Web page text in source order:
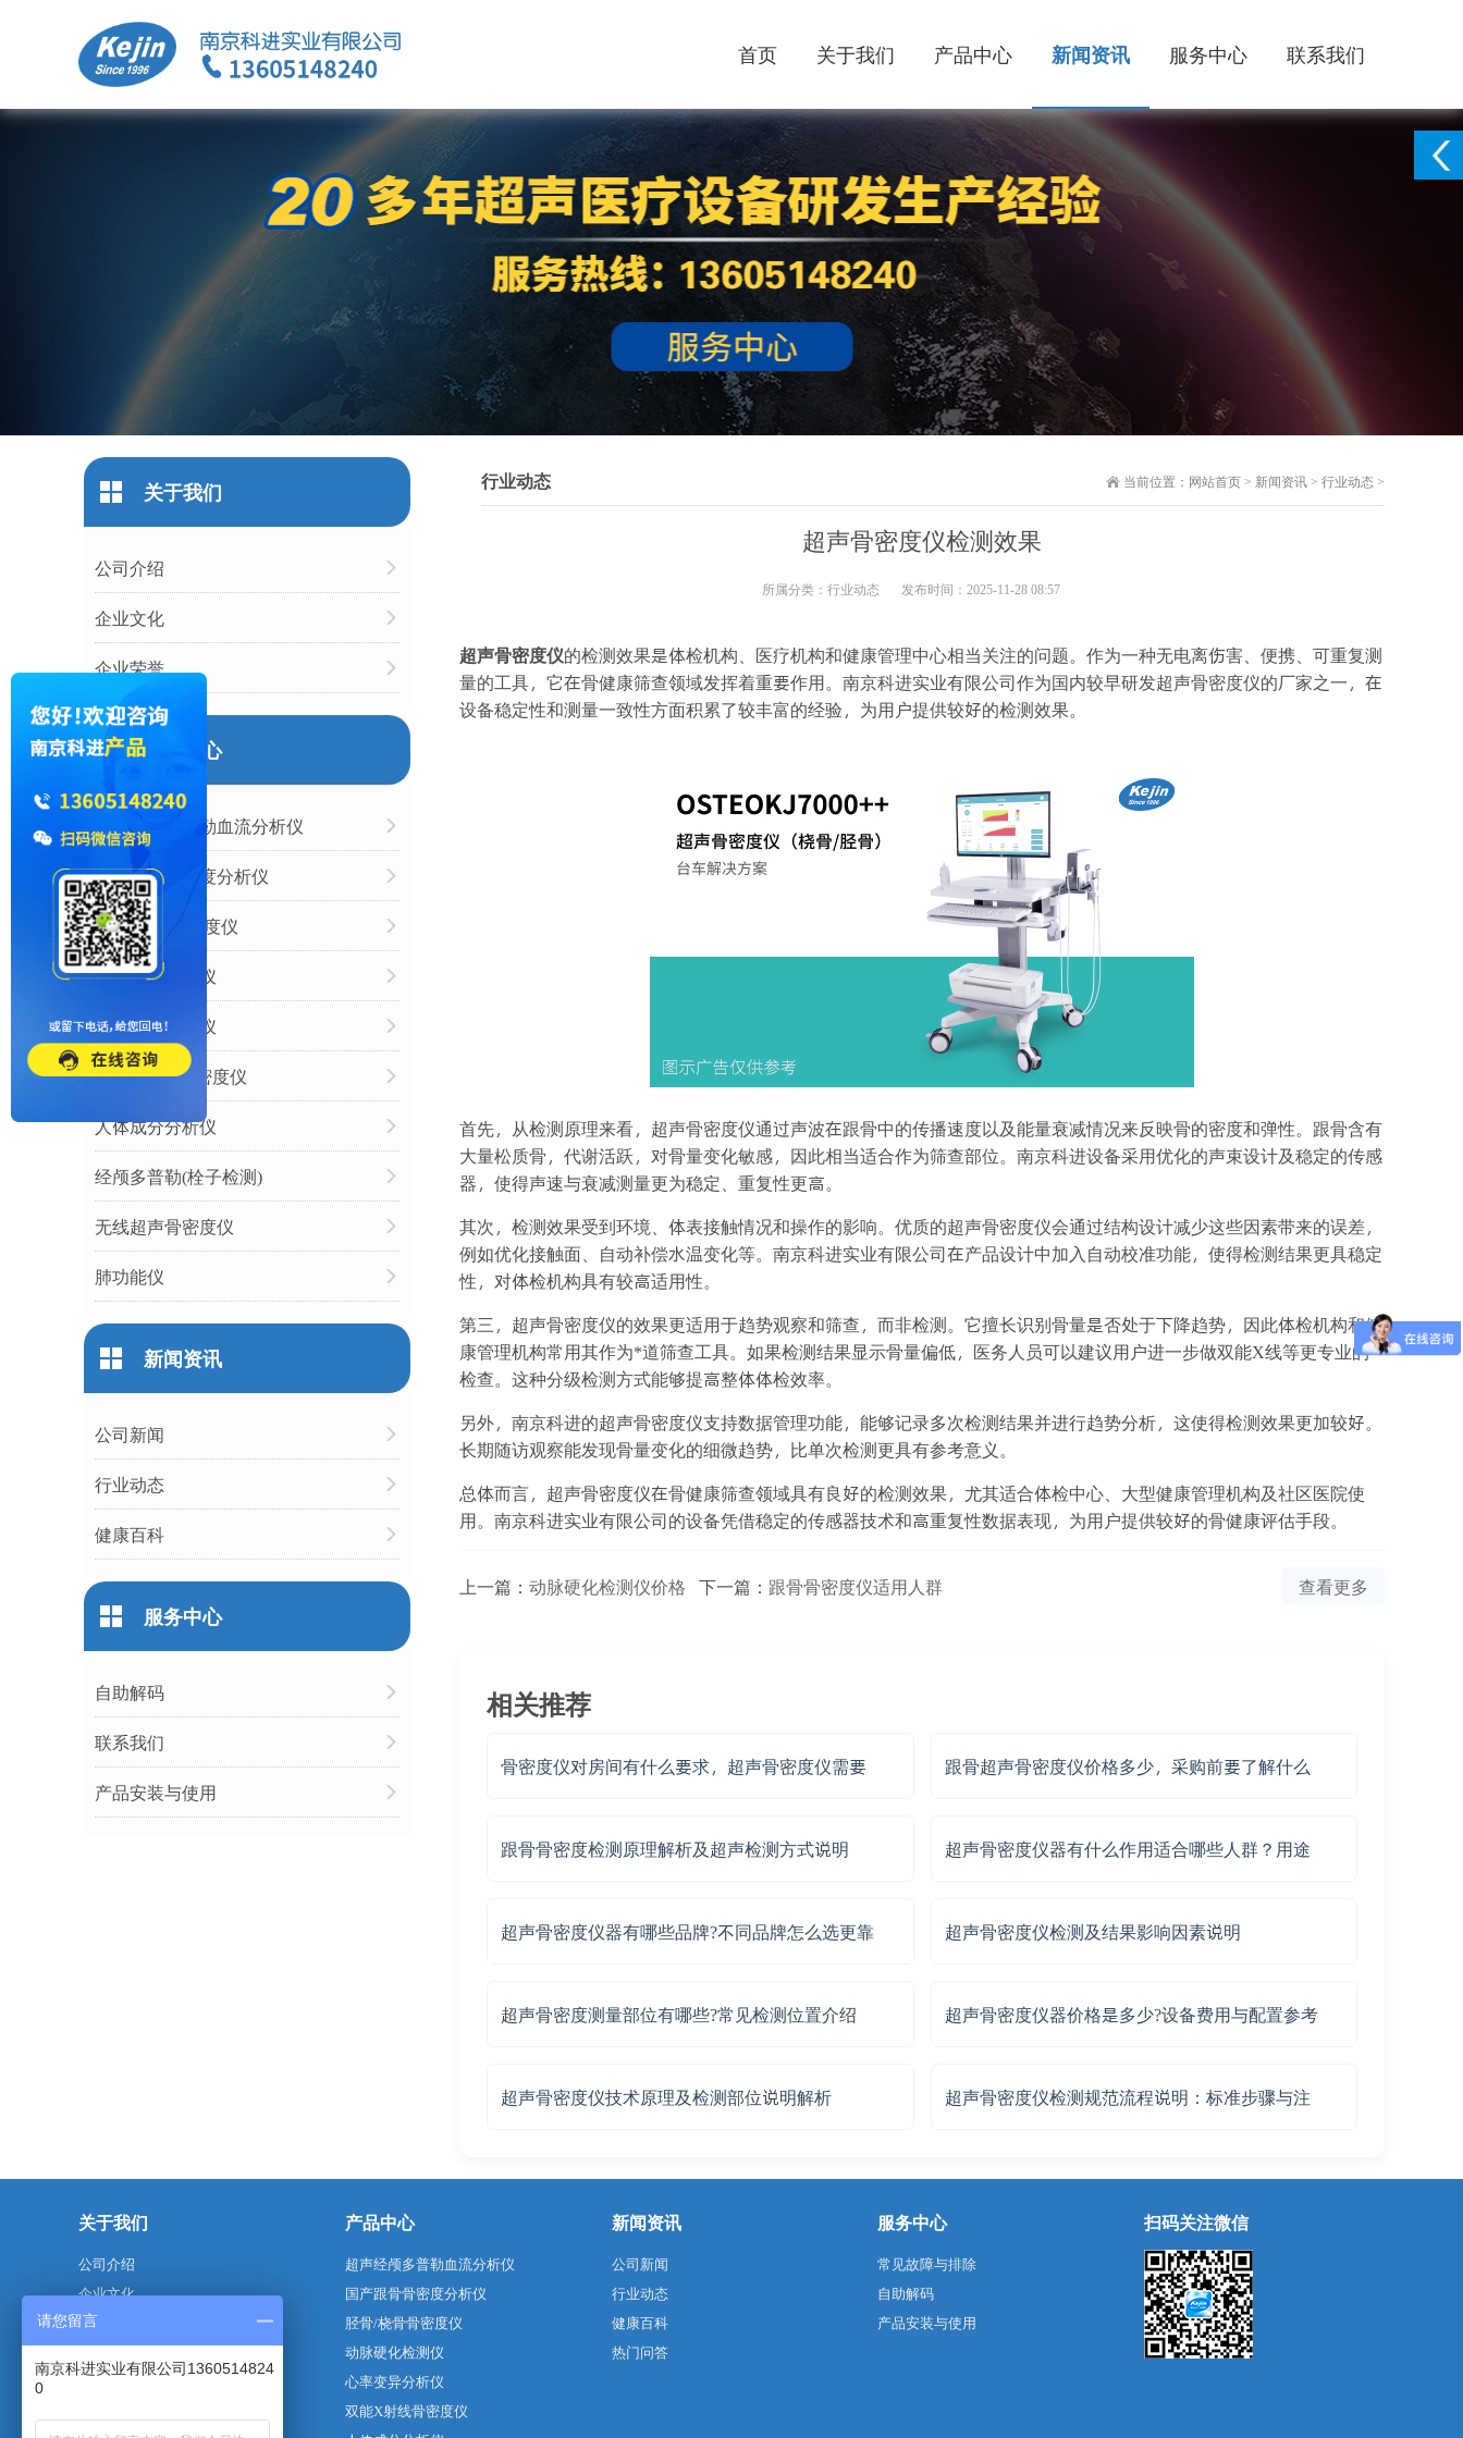
首页 关于我们 产品中心 新闻资讯 服务中心 联系我们
当前位置： 网站首页> 新闻资讯> 行业动态 >
行业动态
超声骨密度仪检测效果
所属分类： 行业动态 发布时间：2025-11-28 08:57
超声骨密度仪的检测效果是体检机构、医疗机构和健康管理中心相当关注的问题。作为一种无电离伤害、便携、可重复测
量的工具，它在骨健康筛查领域发挥着重要作用。南京科进实业有限公司作为国内较早研发超声骨密度仪的厂家之一，在
设备稳定性和测量一致性方面积累了较丰富的经验，为用户提供较好的检测效果。
首先，从检测原理来看，超声骨密度仪通过声波在跟骨中的传播速度以及能量衰减情况来反映骨的密度和弹性。跟骨含有
大量松质骨，代谢活跃，对骨量变化敏感，因此相当适合作为筛查部位。南京科进设备采用优化的声束设计及稳定的传感
器，使得声速与衰减测量更为稳定、重复性更高。
其次，检测效果受到环境、体表接触情况和操作的影响。优质的超声骨密度仪会通过结构设计减少这些因素带来的误差，
例如优化接触面、自动补偿水温变化等。南京科进实业有限公司在产品设计中加入自动校准功能，使得检测结果更具稳定
性，对体检机构具有较高适用性。
第三，超声骨密度仪的效果更适用于趋势观察和筛查，而非检测。它擅长识别骨量是否处于下降趋势，因此体检机构和健
康管理机构常用其作为*道筛查工具。如果检测结果显示骨量偏低，医务人员可以建议用户进一步做双能X线等更专业的
检查。这种分级检测方式能够提高整体体检效率。
另外，南京科进的超声骨密度仪支持数据管理功能，能够记录多次检测结果并进行趋势分析，这使得检测效果更加较好。
长期随访观察能发现骨量变化的细微趋势，比单次检测更具有参考意义。
总体而言，超声骨密度仪在骨健康筛查领域具有良好的检测效果，尤其适合体检中心、大型健康管理机构及社区医院使
用。南京科进实业有限公司的设备凭借稳定的传感器技术和高重复性数据表现，为用户提供较好的骨健康评估手段。
上一篇： 动脉硬化检测仪价格 下一篇： 跟骨骨密度仪适用人群 查看更多
相关推荐
骨密度仪对房间有什么要求，超声骨密度仪需要 跟骨超声骨密度仪价格多少，采购前要了解什么
跟骨骨密度检测原理解析及超声检测方式说明 超声骨密度仪器有什么作用适合哪些人群？用途
超声骨密度仪器有哪些品牌?不同品牌怎么选更靠 超声骨密度仪检测及结果影响因素说明
超声骨密度测量部位有哪些?常见检测位置介绍 超声骨密度仪器价格是多少?设备费用与配置参考
超声骨密度仪技术原理及检测部位说明解析 超声骨密度仪检测规范流程说明：标准步骤与注
关于我们
公司介绍
企业文化
企业荣誉
产品中心
超声经颅多普勒血流分析仪
国产跟骨骨密度分析仪
胫骨/桡骨骨密度仪
动脉硬化检测仪
心率变异分析仪
双能X射线骨密度仪
人体成分分析仪
经颅多普勒(栓子检测)
无线超声骨密度仪
肺功能仪
新闻资讯
公司新闻
行业动态
健康百科
服务中心
自助解码
联系我们
产品安装与使用
关于我们
公司介绍
企业文化
企业荣誉
产品中心
超声经颅多普勒血流分析仪
国产跟骨骨密度分析仪
胫骨/桡骨骨密度仪
动脉硬化检测仪
心率变异分析仪
双能X射线骨密度仪
新闻资讯
公司新闻
行业动态
健康百科
热门问答
服务中心
常见故障与排除
自助解码
产品安装与使用
扫码关注微信
请您留言
南京科进实业有限公司1360514824
0